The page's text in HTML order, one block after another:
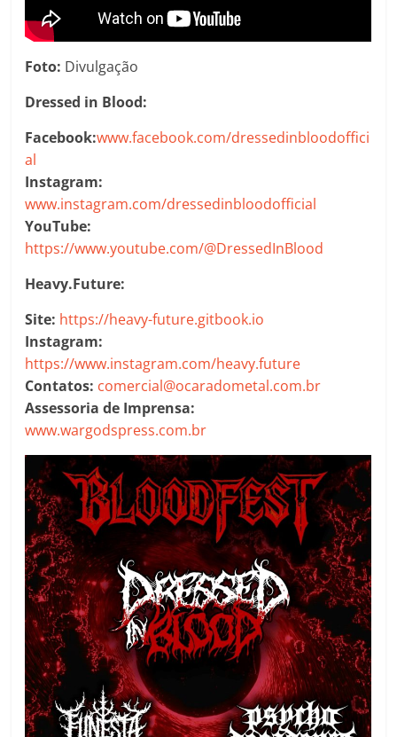
Foto: Divulgação
Dressed in Blood:
Facebook:www.facebook.com/dressedinbloodoffici
al
Instagram:
www.instagram.com/dressedinbloodofficial
YouTube:
https://www.youtube.com/@DressedInBlood
Heavy.Future:
Site: https://heavy-future.gitbook.io
Instagram:
https://www.instagram.com/heavy.future
Contatos: comercial@ocaradometal.com.br
Assessoria de Imprensa:
www.wargodspress.com.br